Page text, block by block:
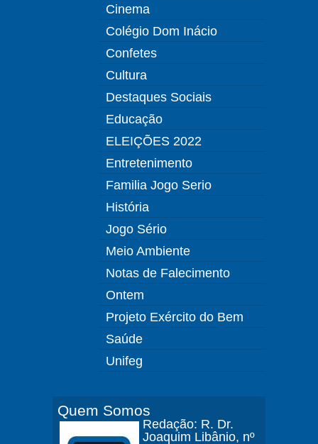
Cinema
Colégio Dom Inácio
Confetes
Cultura
Destaques Sociais
Educação
ELEIÇÕES 2022
Entretenimento
Familia Jogo Serio
História
Jogo Sério
Meio Ambiente
Notas de Falecimento
Ontem
Projeto Exército do Bem
Saúde
Unifeg
Quem Somos
Redação: R. Dr.
Joaquim Libânio, nº